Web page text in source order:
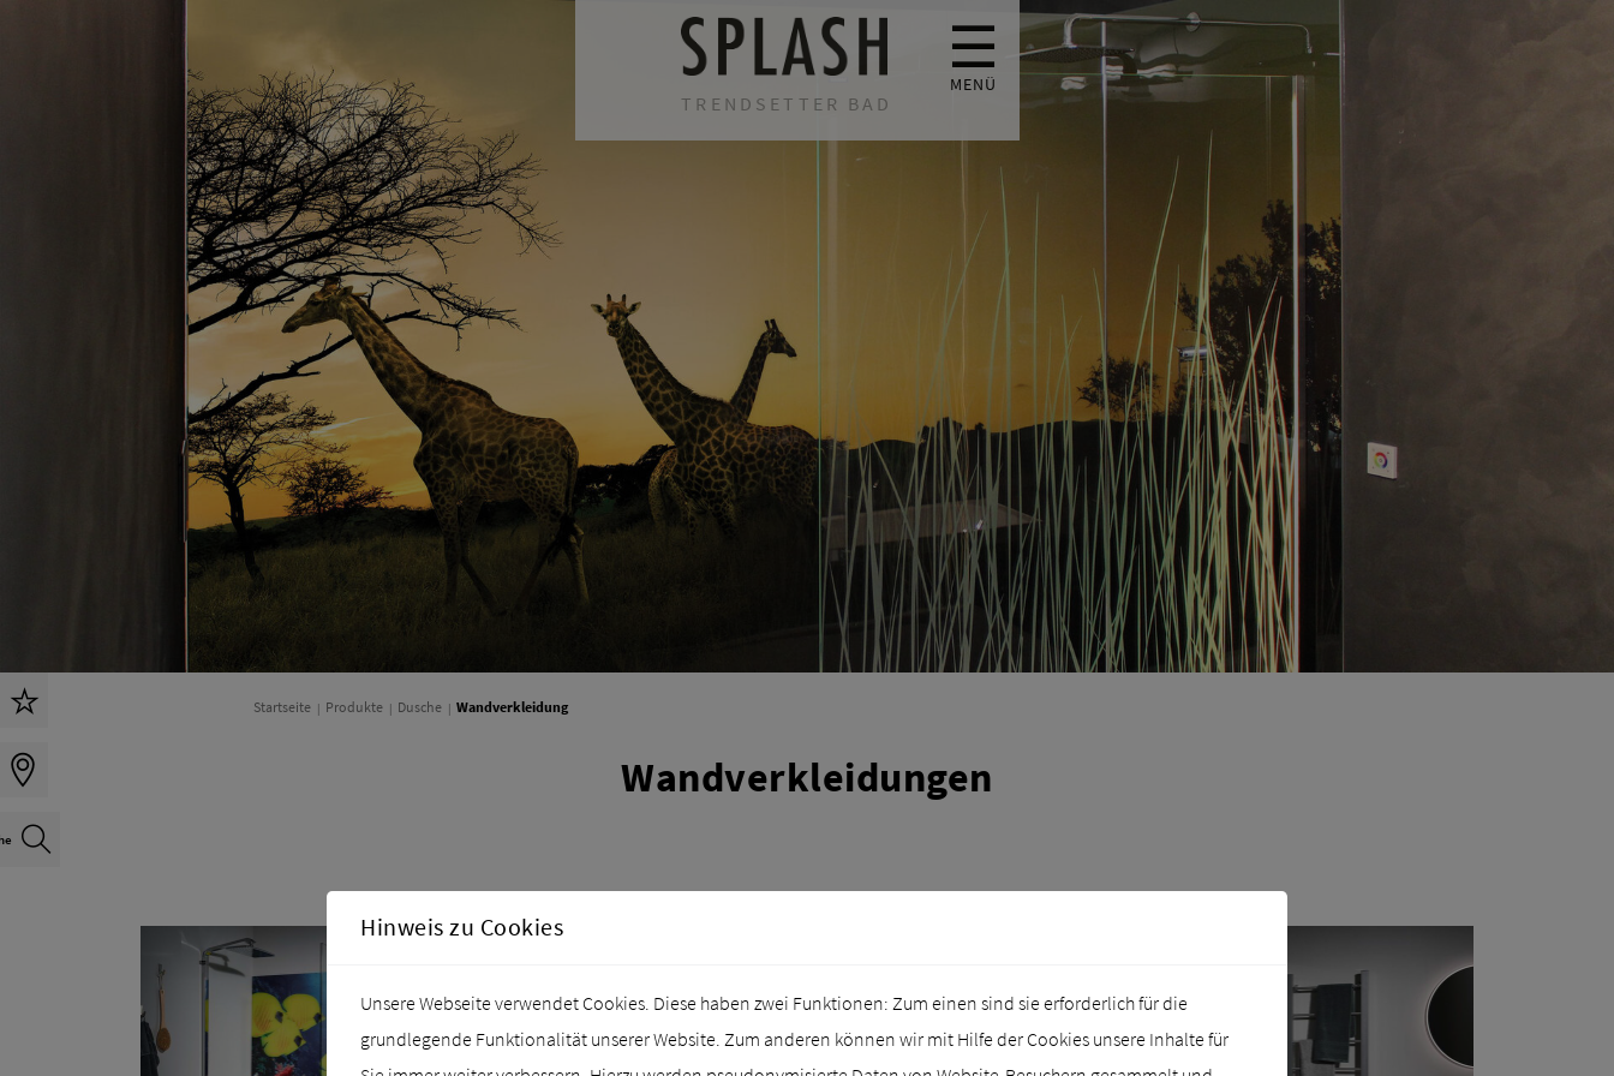
TRENDSETTER BAD
☰
MENÜ
Startseite Produkte Dusche Wandverkleidung
Wandverkleidungen
Hinweis zu Cookies
Unsere Webseite verwendet Cookies. Diese haben zwei Funktionen: Zum einen sind sie erforderlich für die
grundlegende Funktionalität unserer Website. Zum anderen können wir mit Hilfe der Cookies unsere Inhalte für